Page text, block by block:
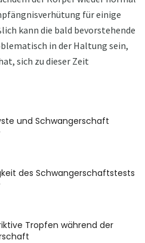
für einige
kann die bald bevorstehende
in der Haltung sein,
sich zu dieser Zeit
und Schwangerschaft
des Schwangerschaftstests
Tropfen während der